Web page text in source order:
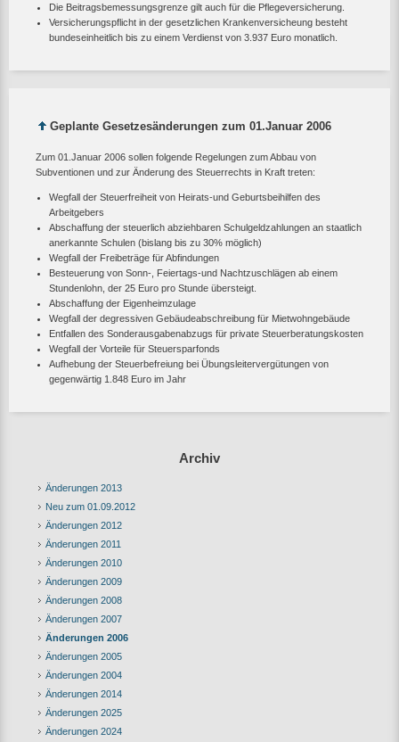
Archiv
Änderungen 2013
Neu zum 01.09.2012
Änderungen 2012
Änderungen 2011
Änderungen 2010
Änderungen 2009
Änderungen 2008
Änderungen 2007
Änderungen 2006
Änderungen 2005
Änderungen 2004
Änderungen 2014
Änderungen 2025
Änderungen 2024
Die Beitragsbemessungsgrenze gilt auch für die Pflegeversicherung.
Versicherungspflicht in der gesetzlichen Krankenversicheung besteht
bundeseinheitlich bis zu einem Verdienst von 3.937 Euro monatlich.
Geplante Gesetzesänderungen zum 01.Januar 2006
Zum 01.Januar 2006 sollen folgende Regelungen zum Abbau von
Subventionen und zur Änderung des Steuerrechts in Kraft treten:
Wegfall der Steuerfreiheit von Heirats-und Geburtsbeihilfen des
Arbeitgebers
Abschaffung der steuerlich abziehbaren Schulgeldzahlungen an staatlich
anerkannte Schulen (bislang bis zu 30% möglich)
Wegfall der Freibeträge für Abfindungen
Besteuerung von Sonn-, Feiertags-und Nachtzuschlägen ab einem
Stundenlohn, der 25 Euro pro Stunde übersteigt.
Abschaffung der Eigenheimzulage
Wegfall der degressiven Gebäudeabschreibung für Mietwohngebäude
Entfallen des Sonderausgabenabzugs für private Steuerberatungskosten
Wegfall der Vorteile für Steuersparfonds
Aufhebung der Steuerbefreiung bei Übungsleitervergütungen von
gegenwärtig 1.848 Euro im Jahr